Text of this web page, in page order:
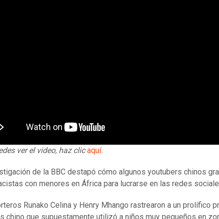
ver el video, haz clicaquí.
de la BBC destapó cómo algunos youtubers chinos
con menores en África para lucrarse en las redes
Runako Celina y Henry Mhango rastrearon a un prolífico
chino que supuestamente utilizó a niños muy pequeños en